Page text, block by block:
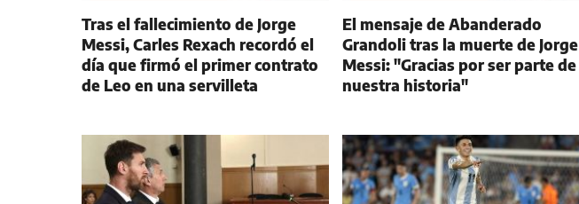
Tras el fallecimiento de Jorge
Messi, Carles Rexach recordó el
día que firmó el primer contrato
de Leo en una servilleta
El mensaje de Abanderado
Grandoli tras la muerte de Jorge
Messi: "Gracias por ser parte de
nuestra historia"